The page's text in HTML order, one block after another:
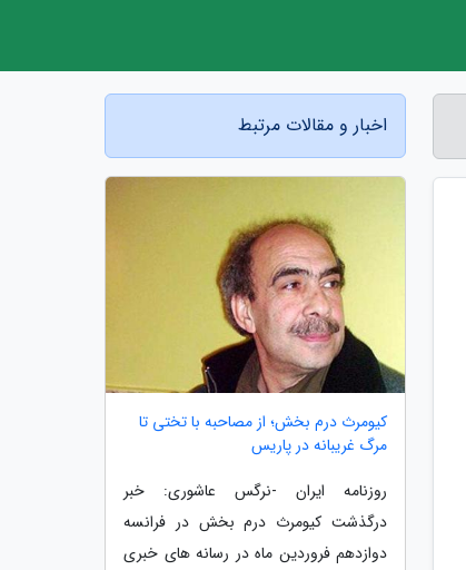
اخبار و مقالات مرتبط
کیومرث درم بخش؛ از مصاحبه با تختی تا
مرگ غریبانه در پاریس
روزنامه ایران -نرگس عاشوری: خبر
درگذشت کیومرث درم بخش در فرانسه
دوازدهم فروردین ماه در رسانه های خبری